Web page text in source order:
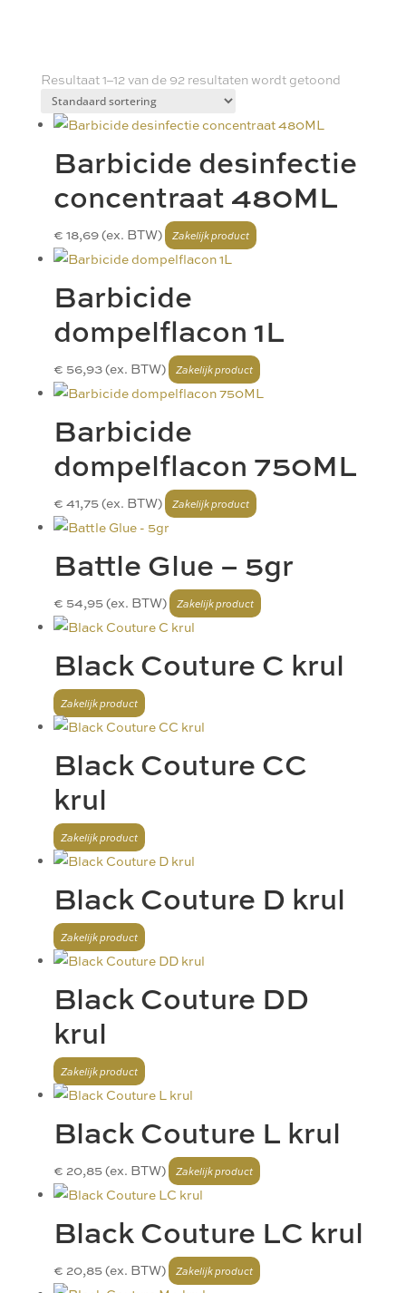
Resultaat 1–12 van de 92 resultaten wordt getoond
Barbicide desinfectie
concentraat 480ML
€ 18,69(ex. BTW)
Barbicide
dompelflacon 1L
€ 56,93(ex. BTW)
Barbicide
dompelflacon 750ML
€ 41,75(ex. BTW)
Battle Glue – 5gr
€ 54,95(ex. BTW)
Black Couture C krul
Black Couture CC
krul
Black Couture D krul
Black Couture DD
krul
Black Couture L krul
€ 20,85(ex. BTW)
Black Couture LC krul
€ 20,85(ex. BTW)